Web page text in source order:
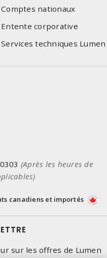
Comptes nationaux
Entente corporative
Services techniques Lumen
(Après les heures de
canadiens et importés
sur les offres de Lumen